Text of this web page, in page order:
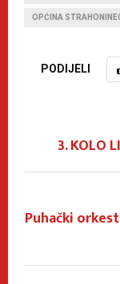
OPĆINA
PODIJELI
3. KOLO
Puhački